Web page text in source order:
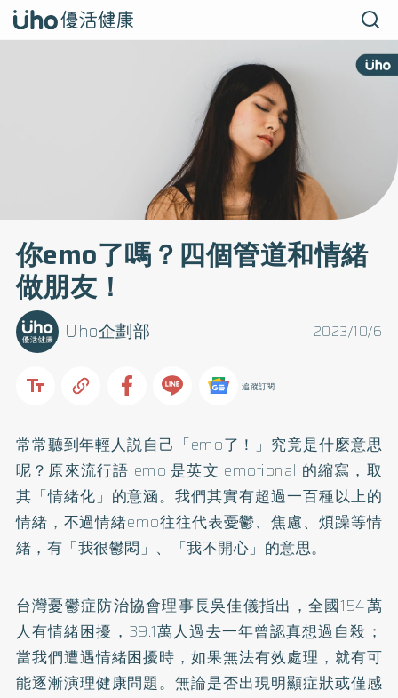
你emo了嗎？四個管道和情緒
做朋友！
2023/10/6
Uho企劃部
追蹤訂閱
常常聽到年輕人説自己「emo了！」究竟是什麼意思
呢？原來流行語 emo 是英文 emotional 的縮寫，取
其「情緒化」的意涵。我們其實有超過一百種以上的
情緒，不過情緒emo往往代表憂鬱、焦慮、煩躁等情
緒，有「我很鬱悶」、「我不開心」的意思。
台灣憂鬱症防治協會理事長吳佳儀指出，全國154萬
人有情緒困擾，39.1萬人過去一年曾認真想過自殺；
當我們遭遇情緒困擾時，如果無法有效處理，就有可
能逐漸演理健康問題。無論是否出現明顯症狀或僅感